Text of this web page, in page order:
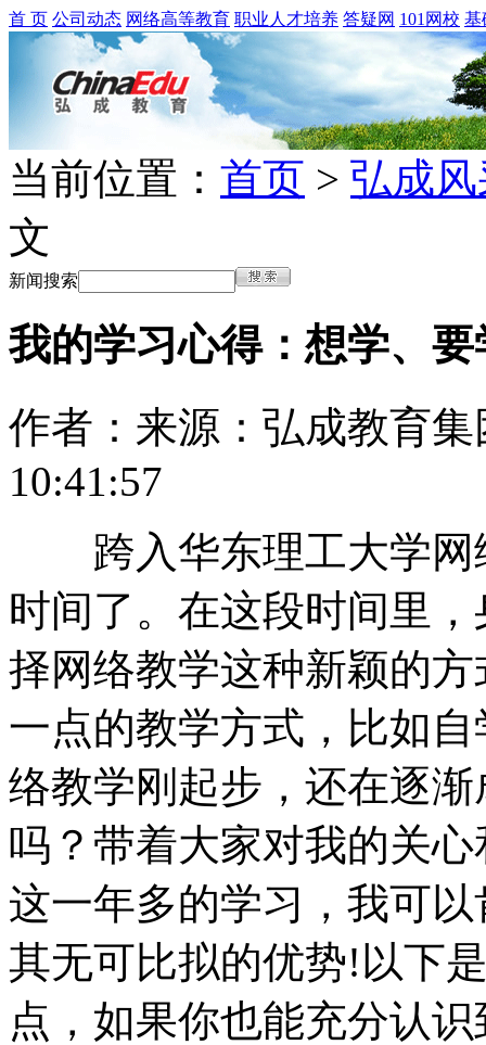
首 页 公司动态 网络高等教育 职业人才培养 答疑网 101网校 基
当前位置： 首页 > 弘成
文
新闻搜索
我的学习心得：想学、要
作者： 来源：弘成教育集
10:41:57
跨入华东理工大学网
时间了。在这段时间里
择网络教学这种新颖的
一点的教学方式，比如
络教学刚起步，还在逐
吗？带着大家对我的关
这一年多的学习，我可
其无可比拟的优势!以下
点，如果你也能充分认